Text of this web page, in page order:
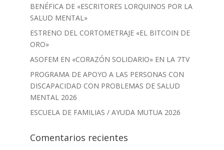
BENÉFICA DE «ESCRITORES LORQUINOS POR LA
SALUD MENTAL»
ESTRENO DEL CORTOMETRAJE «EL BITCOIN DE
ORO»
ASOFEM EN «CORAZÓN SOLIDARIO» EN LA 7TV
PROGRAMA DE APOYO A LAS PERSONAS CON
DISCAPACIDAD CON PROBLEMAS DE SALUD
MENTAL 2026
ESCUELA DE FAMILIAS / AYUDA MUTUA 2026
Comentarios recientes